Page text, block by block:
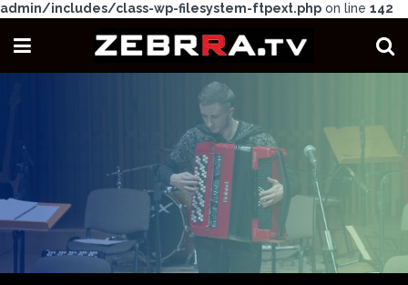
admin/includes/class-wp-filesystem-ftpext.php on line 142